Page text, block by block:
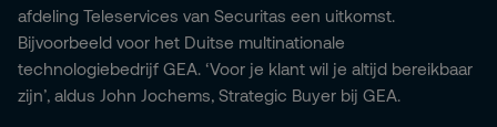
afdeling Teleservices van Securitas een uitkomst.
Bijvoorbeeld voor het Duitse multinationale
technologiebedrijf GEA. ‘Voor je klant wil je altijd bereikbaar
zijn’, aldus John Jochems, Strategic Buyer bij GEA.